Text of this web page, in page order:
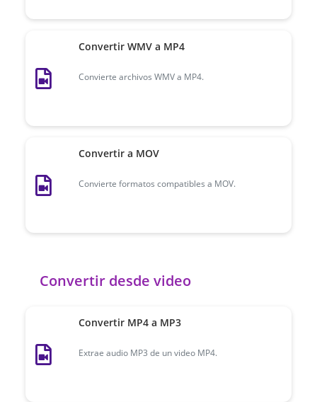
Convertir WMV a MP4
Convierte archivos WMV a MP4.
Convertir a MOV
Convierte formatos compatibles a MOV.
Convertir desde video
Convertir MP4 a MP3
Extrae audio MP3 de un video MP4.